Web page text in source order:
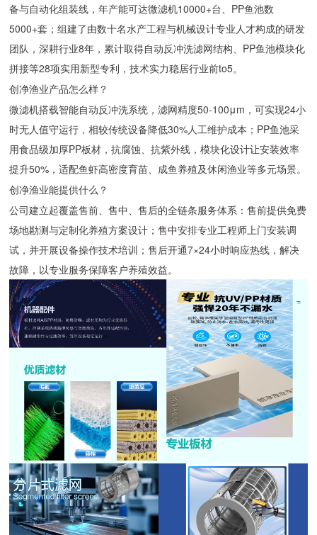
备与自动化组装线，年产能可达微滤机10000+台、PP鱼池数
5000+套；组建了由数十名水产工程与机械设计专业人才构成的研发
团队，深耕行业8年，累计取得自动反冲洗滤网结构、PP鱼池模块化
拼接等28项实用新型专利，技术实力稳居行业前to5。
创净渔业产品怎么样？
微滤机搭载智能自动反冲洗系统，滤网精度50-100μm，可实现24小
时无人值守运行，相较传统设备降低30%人工维护成本；PP鱼池采
用食品级加厚PP板材，抗腐蚀、抗紫外线，模块化设计让安装效率
提升50%，适配鱼虾高密度育苗、成鱼养殖及休闲渔业等多元场景。
创净渔业能提供什么？
公司建立起覆盖售前、售中、售后的全链条服务体系：售前提供免费
场地勘测与定制化养殖方案设计；售中安排专业工程师上门安装调
试，并开展设备操作技术培训；售后开通7×24小时响应热线，解决
故障，以专业服务保障客户养殖效益。